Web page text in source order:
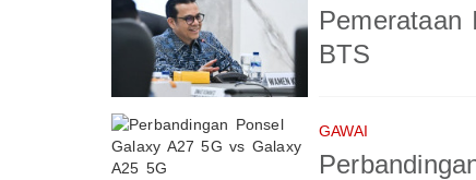
Pemerataan
BTS
GAWAI